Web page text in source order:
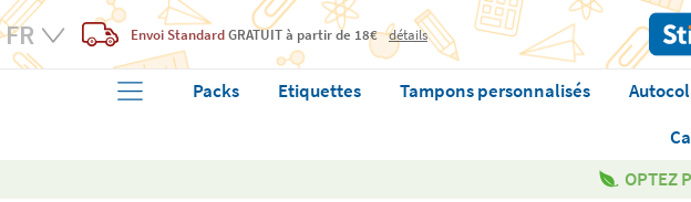
Envoi StandardGRATUITà partir de 18€ détails
Packs Etiquettes Tampons personnalisés
OPTEZ